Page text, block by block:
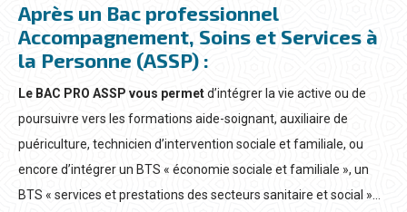
Après un Bac professionnel
Accompagnement, Soins et Services à
la Personne (ASSP) :
Le BAC PRO ASSP vous permetd’intégrer la vie active ou de
poursuivre vers les formations aide-soignant, auxiliaire de
puériculture, technicien d’intervention sociale et familiale, ou
encore d’intégrer un BTS « économie sociale et familiale », un
BTS « services et prestations des secteurs sanitaire et social »…